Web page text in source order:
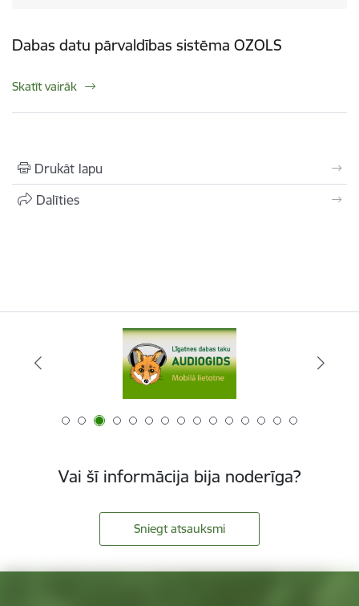
Dabas datu pārvaldības sistēma OZOLS
Skatīt vairāk
Drukāt lapu
Dalīties
Vai šī informācija bija noderīga?
Sniegt atsauksmi